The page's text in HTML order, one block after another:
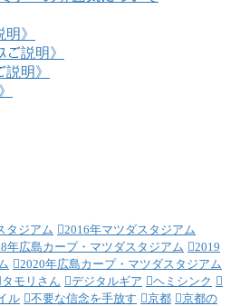
》
ご説明》
説明》
タジアム
2016年マツダスタジアム
年広島カープ・マツダスタジアム
2019
2020年広島カープ・マツダスタジアム
タモリさん デジタルギア
ヘミシンク
ル 不要な信念を手放す 京都
京都の